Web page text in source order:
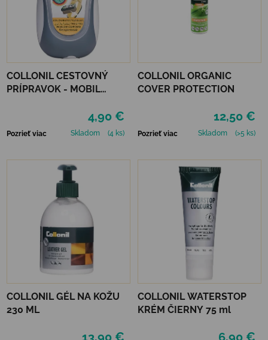
COLLONIL CESTOVNÝ
PRÍPRAVOK - MOBIL
4,90 €
Pozrieť viac Skladom (4 ks)
COLLONIL ORGANIC
COVER PROTECTION
12,50 €
Pozrieť viac Skladom (>5 ks)
COLLONIL GÉL NA KOŽU
230 ML
13,90 €
COLLONIL WATERSTOP
KRÉM ČIERNY 75 ml
6,90 €